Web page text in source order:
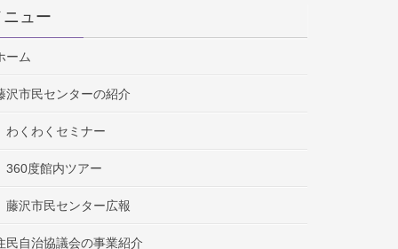
ニュー
ーム
沢市民センターの紹介
わくわくセミナー
360度館内ツアー
藤沢市民センター広報
民自治協議会の事業紹介